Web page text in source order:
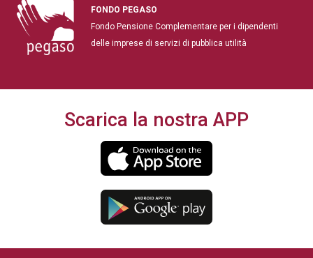
FONDO PEGASO
Fondo Pensione Complementare per i dipendenti
delle imprese di servizi di pubblica utilità
Scarica la nostra APP